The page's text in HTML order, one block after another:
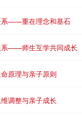
系——重在理念和基石
系——师生互学共同成长
原理与亲子原则
调整与亲子成长